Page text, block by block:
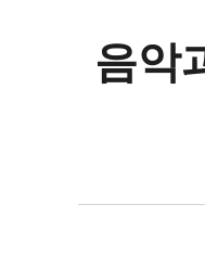
음악